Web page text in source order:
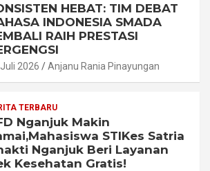
HEBAT: TIM DEBAT
INDONESIA SMADA
RAIH PRESTASI
2026 Anjanu Rania Pinayungan
TERBARU
Nganjuk Makin
STIKes Satria
Nganjuk Beri Layanan
Kesehatan Gratis!